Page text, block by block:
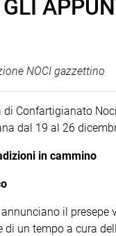
NOCI gazzettino
di Confartigianato
dal 19 al 26
in cammino
il
un tempo a cura